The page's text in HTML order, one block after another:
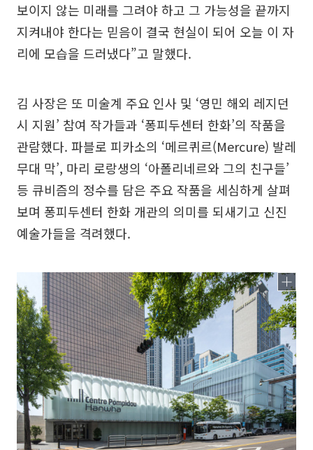
보이지 않는 미래를 그려야 하고 그 가능성을 끝까지
지켜내야 한다는 믿음이 결국 현실이 되어 오늘 이 자
리에 모습을 드러냈다”고 말했다.
김 사장은 또 미술계 주요 인사 및 ‘영민 해외 레지던
시 지원’ 참여 작가들과 ‘퐁피두센터 한화’의 작품을
관람했다. 파블로 피카소의 ‘메르퀴르(Mercure) 발레
무대 막’, 마리 로랑생의 ‘아폴리네르와 그의 친구들’
등 큐비즘의 정수를 담은 주요 작품을 세심하게 살펴
보며 퐁피두센터 한화 개관의 의미를 되새기고 신진
예술가들을 격려했다.